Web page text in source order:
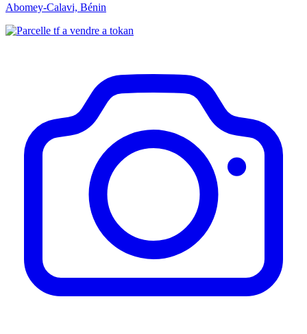
Abomey-Calavi, Bénin